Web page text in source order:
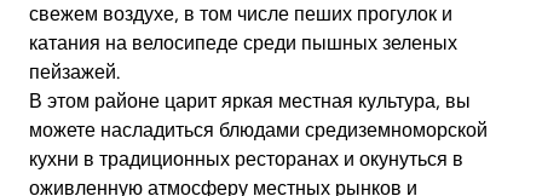
свежем воздухе, в том числе пеших прогулок и
катания на велосипеде среди пышных зеленых
пейзажей.
В этом районе царит яркая местная культура, вы
можете насладиться блюдами средиземноморской
кухни в традиционных ресторанах и окунуться в
оживленную атмосферу местных рынков и